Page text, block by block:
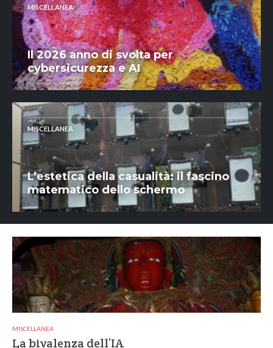
MISCELLANEA
Il 2026 anno di svolta per
cybersicurezza e AI
MISCELLANEA
L’estetica della casualità: il fascino
matematico dello schermo
MISCELLANEA
La bivalenza dell’IA